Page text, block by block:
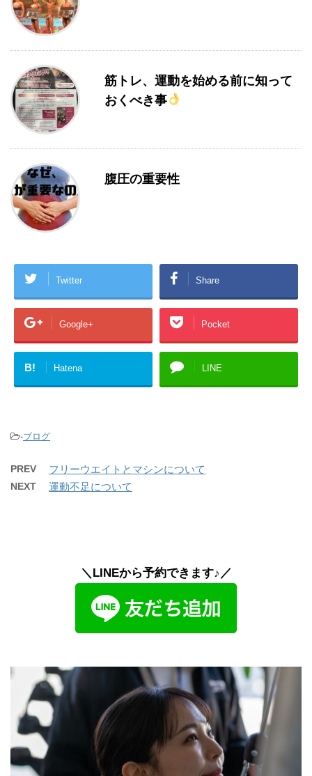
筋トレ、運動を始める前に知って
おくべき事
腹圧の重要性
Twitter Share
Google+ Pocket
B! Hatena LINE
-ブログ
PREV フリーウエイトとマシンについて
NEXT 運動不足について
＼LINEから予約できます♪／